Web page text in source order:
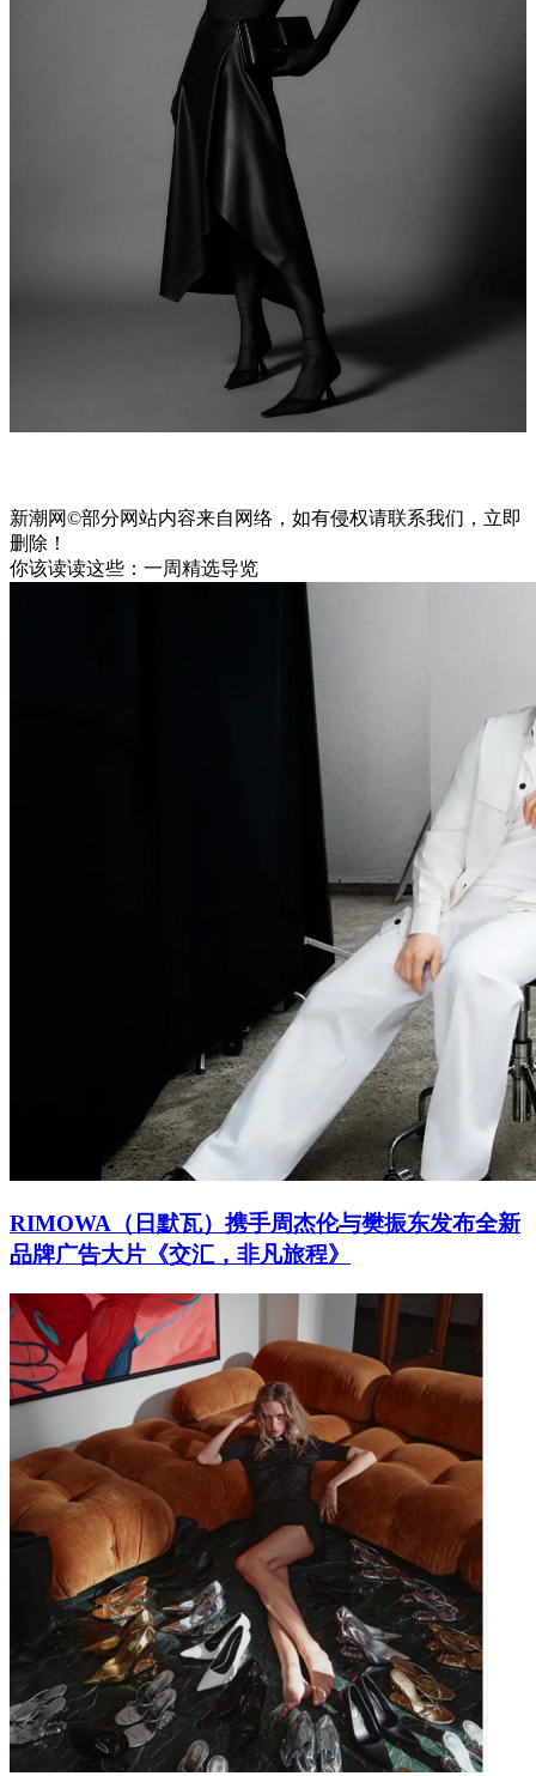
新潮网©部分网站内容来自网络，如有侵权请联系我们，立即
删除！
你该读读这些：一周精选导览
RIMOWA（日默瓦）携手周杰伦与樊振东发布全新
品牌广告大片《交汇，非凡旅程》